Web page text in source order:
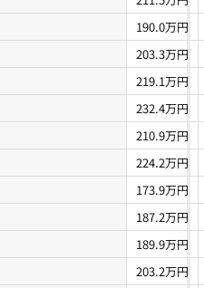
190.0万円
203.3万円
219.1万円
232.4万円
210.9万円
224.2万円
173.9万円
187.2万円
189.9万円
203.2万円